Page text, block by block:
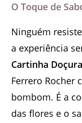
O Toque de
Ninguém
a experiência
Cartinha Doçura
Ferrero Rocher
bombom. É a
das flores e o